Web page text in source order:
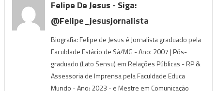
Felipe De Jesus - Siga:
@felipe_jesusjornalista
Biografia: Felipe de Jesus é Jornalista graduado pela
Faculdade Estácio de Sá/MG - Ano: 2007 | Pós-
graduado (Lato Sensu) em Relações Públicas - RP &
Assessoria de Imprensa pela Faculdade Educa
Mundo - Ano: 2023 - e Mestre em Comunicação